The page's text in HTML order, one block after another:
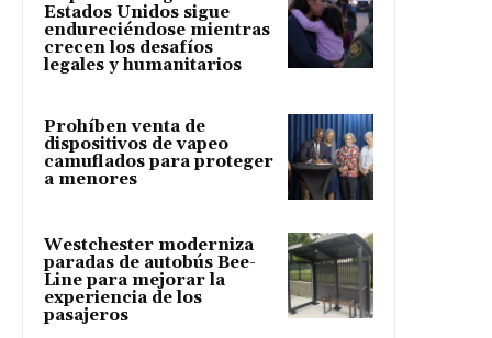
Estados Unidos sigue
endureciéndose mientras
crecen los desafíos
legales y humanitarios
Prohíben venta de
dispositivos de vapeo
camuflados para proteger
a menores
Westchester moderniza
paradas de autobús Bee-
Line para mejorar la
experiencia de los
pasajeros